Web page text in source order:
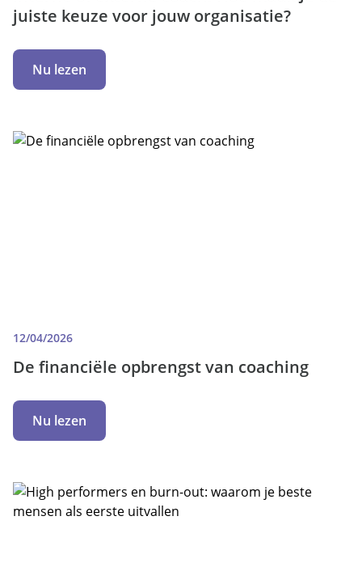
juiste keuze voor jouw organisatie?
Nu lezen
12/04/2026
De financiële opbrengst van coaching
Nu lezen